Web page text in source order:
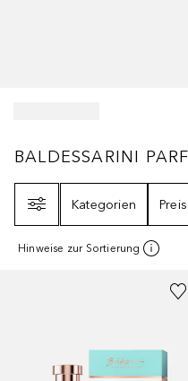
BALDESSARINI
BALDESSARINI
Kategorien
Preis
Hinweise zur Sortierung